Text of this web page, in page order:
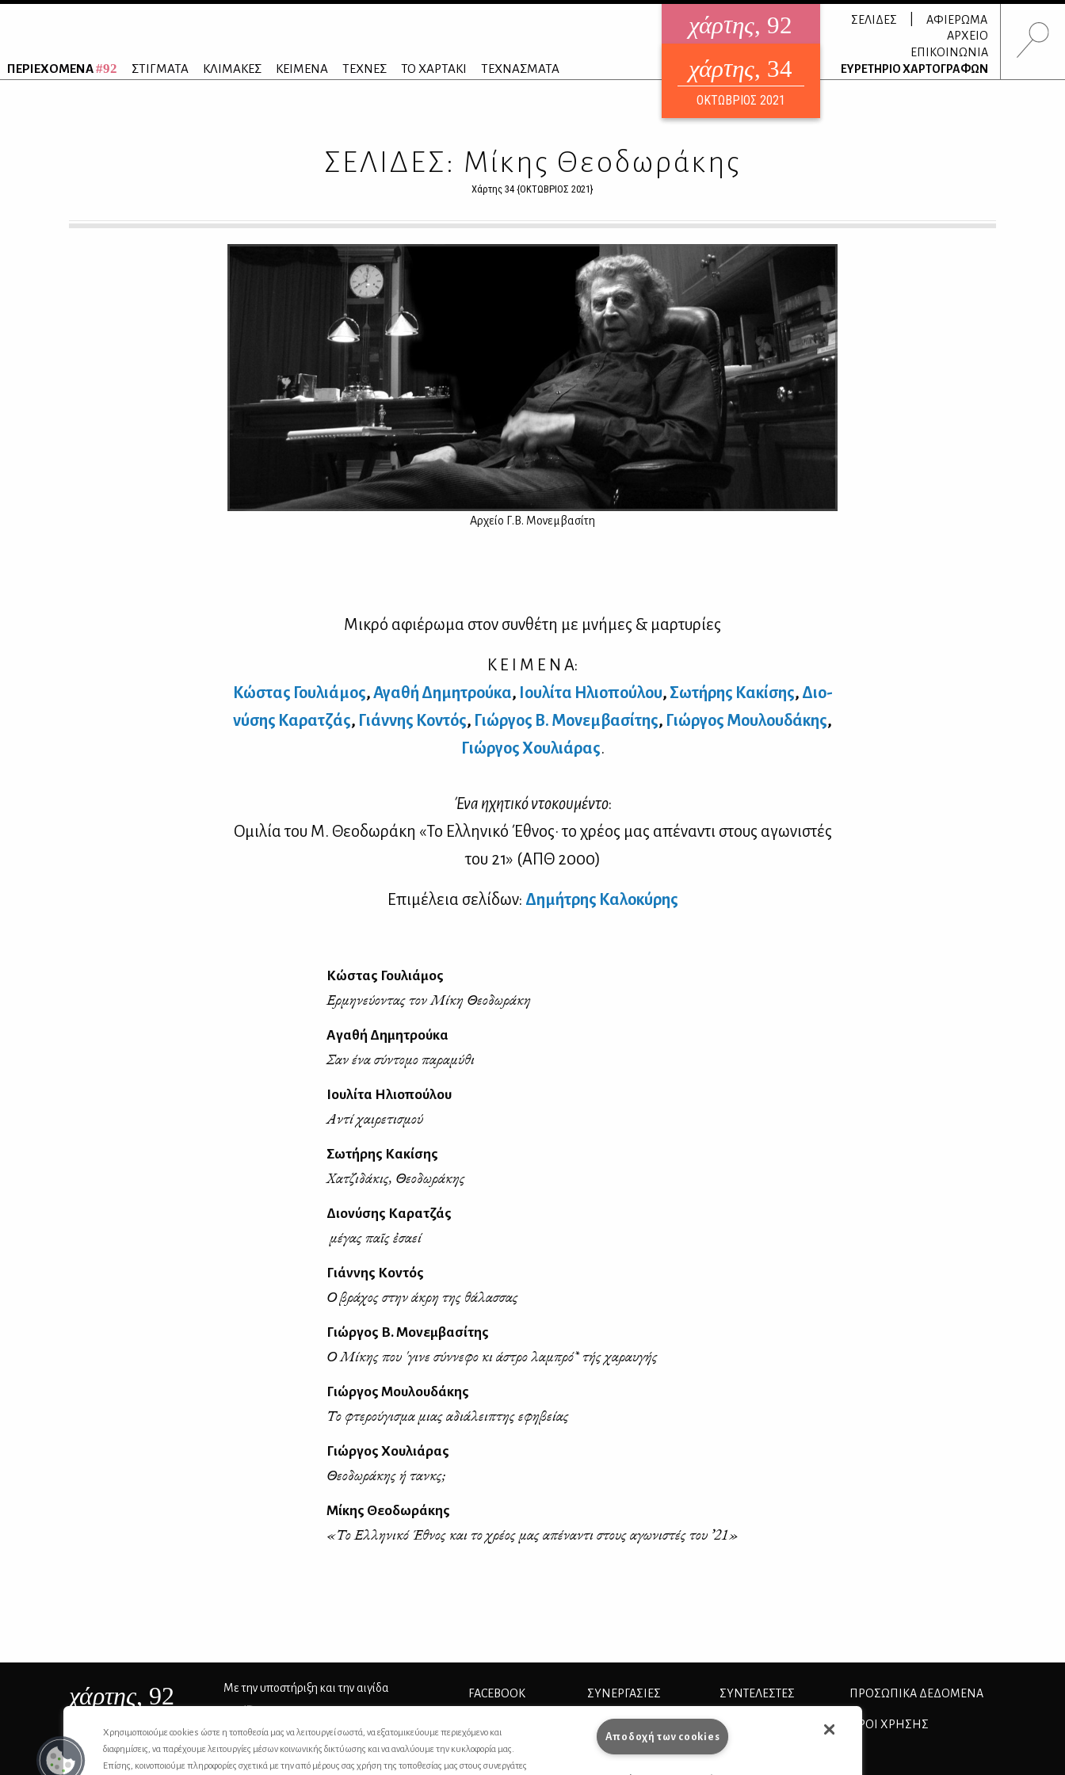
ΠΕΡΙΕΧΟΜΕΝΑ#92 ΣΤΙΓΜΑΤΑ ΚΛΙΜΑΚΕΣ ΚΕΙΜΕΝΑ ΤΕΧΝΕΣ ΤΟ ΧΑΡΤΑΚΙ ΤΕΧΝΑΣΜΑΤΑ
χάρτης, 92
ηλεκτρονικό περιοδικό
ΑΥΓΟΥΣΤΟΣ 2026
χάρτης, 34
ΟΚΤΩΒΡΙΟΣ 2021
ΣΕΛΙΔΕΣ
ΑΦΙΕΡΩΜΑ
ΑΡΧΕΙΟ
ΕΠΙΚΟΙΝΩΝΙΑ
ΕΥΡΕΤΗΡΙΟ ΧΑΡΤΟΓΡΑΦΩΝ
ΣΕΛΙΔΕΣ: Μίκης Θεοδωράκης
Χάρτης 34 {ΟΚΤΩΒΡΙΟΣ 2021}
Aρ­χείο Γ.Β. Μο­νεμ­βα­σί­τη
Μι­κρό αφιέ­ρω­μα στον συν­θέ­τη με μνή­μες & μαρ­τυ­ρί­ες
Κ Ε Ι Μ Ε Ν Α:
Κώ­στας Γου­λιά­μος,Αγα­θή Δη­μη­τρού­κα, Ιου­λί­τα Ηλιο­πού­λου, Σω­τή­ρης Κα­κί­σης, Διο­
νύ­σης Κα­ρα­τζάς, Γιάν­νης Κο­ντός, Γιώρ­γος Β. Μο­νεμ­βα­σί­της, Γιώρ­γος Μου­λου­δά­κης,
Γιώρ­γος Χου­λιά­ρας.
Ένα ηχη­τι­κό ντο­κου­μέ­ντο:
Ομι­λία του Μ. Θε­ο­δω­ρά­κη «Το Ελ­λη­νι­κό Έθνος· το χρέ­ος μας απέ­να­ντι στους αγω­νι­στές
του ᾽21» (ΑΠΘ 2000)
Επι­μέ­λεια σε­λί­δων: Δη­μή­τρης Κα­λο­κύ­ρης
Κώστας Γουλιάμος
Ερμηνεύοντας τον Μίκη Θεοδωράκη
Αγαθή Δημητρούκα
Σαν ένα σύντομο παραμύθι
Ιουλίτα Ηλιοπούλου
Αντί χαιρετισμού
Σωτήρης Κακίσης
Χατζιδάκις, Θεοδωράκης
Διονύσης Καρατζάς
Ὁ μέγας παῖς ἐσαεί
Γιάννης Κοντός
Ο βράχος στην άκρη της θάλασσας
Γιώργος Β. Μονεμβασίτης
Ο Μίκης που 'γινε σύννεφο κι άστρο λαμπρό* τής χαραυγής
Γιώργος Μουλουδάκης
Το φτερούγισμα μιας αδιάλειπτης εφηβείας
Γιώργος Χουλιάρας
Θεοδωράκης ή τανκς;
Μίκης Θεοδωράκης
«Το Ελληνικό Έθνος και το χρέος μας απέναντι στους αγωνιστές του ᾽21»
χάρτης, 92
ΙSSN 2732-8279
Με την υποστήριξη και την αιγίδα FACEBOOK ΣΥΝΕΡΓΑΣΊΕΣ
ΔΙΑΦΗΜΙΣΗ
ΕΠΙΚΟΙΝΩΝΙΑ
ΣΥΝΤΕΛΕΣΤΕΣ
ΤΑΥΤΟΤΗΤΑ
ΠΡΟΣΩΠΙΚΆ ΔΕΔΟΜΈΝΑ
ΟΡΟΙ ΧΡΗΣΗΣ
Χρησιμοποιούμε cookies ώστε η τοποθεσία μας να λειτουργεί σωστά, να εξατομικεύουμε περιεχόμενο και
διαφημίσεις, να παρέχουμε λειτουργίες μέσων κοινωνικής δικτύωσης και να αναλύουμε την κυκλοφορία μας.
Επίσης, κοινοποιούμε πληροφορίες σχετικά με την από μέρους σας χρήση της τοποθεσίας μας στους συνεργάτες
Αποδοχή των cookies